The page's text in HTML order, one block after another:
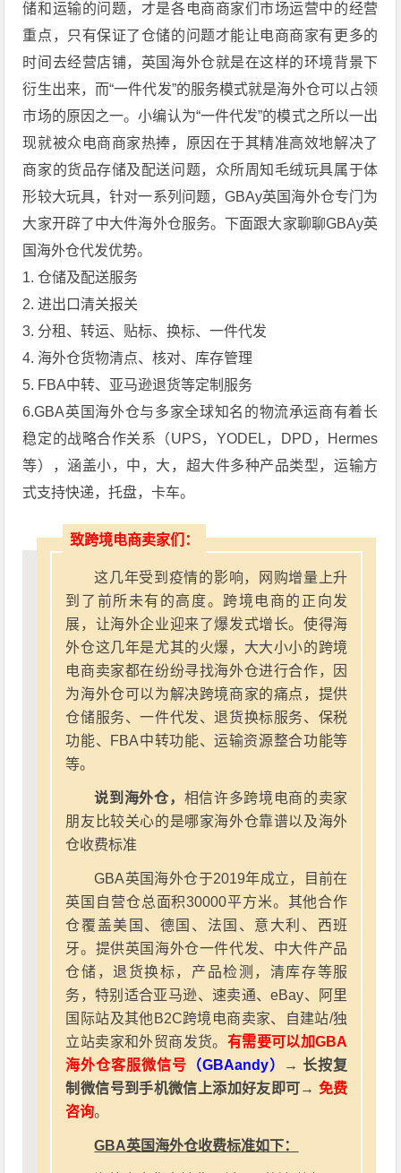
储和运输的问题，才是各电商商家们市场运营中的经营
重点，只有保证了仓储的问题才能让电商商家有更多的
时间去经营店铺，英国海外仓就是在这样的环境背景下
衍生出来，而“一件代发”的服务模式就是海外仓可以占领
市场的原因之一。小编认为“一件代发”的模式之所以一出
现就被众电商商家热捧，原因在于其精准高效地解决了
商家的货品存储及配送问题，众所周知毛绒玩具属于体
形较大玩具，针对一系列问题，GBAy英国海外仓专门为
大家开辟了中大件海外仓服务。下面跟大家聊聊GBAy英
国海外仓代发优势。
1. 仓储及配送服务
2. 进出口清关报关
3. 分租、转运、贴标、换标、一件代发
4. 海外仓货物清点、核对、库存管理
5. FBA中转、亚马逊退货等定制服务
6.GBA英国海外仓与多家全球知名的物流承运商有着长
稳定的战略合作关系（UPS，YODEL，DPD，Hermes
等），涵盖小，中，大，超大件多种产品类型，运输方
式支持快递，托盘，卡车。
致跨境电商卖家们：
这几年受到疫情的影响，网购增量上升
到了前所未有的高度。跨境电商的正向发
展，让海外企业迎来了爆发式增长。使得海
外仓这几年是尤其的火爆，大大小小的跨境
电商卖家都在纷纷寻找海外仓进行合作，因
为海外仓可以为解决跨境商家的痛点，提供
仓储服务、一件代发、退货换标服务、保税
功能、FBA中转功能、运输资源整合功能等
等。
说到海外仓， 相信许多跨境电商的卖家
朋友比较关心的是哪家海外仓靠谱以及海外
仓收费标准
GBA英国海外仓于2019年成立，目前在
英国自营仓总面积30000平方米。其他合作
仓覆盖美国、德国、法国、意大利、西班
牙。提供英国海外仓一件代发、中大件产品
仓储，退货换标，产品检测，清库存等服
务，特别适合亚马逊、速卖通、eBay、阿里
国际站及其他B2C跨境电商卖家、自建站/独
立站卖家和外贸商发货。 有需要可以加GBA
海外仓客服微信号 （GBAandy）
→ 长按复
制微信号到手机微信上添加好友即可→ 免费
咨询。
GBA英国海外仓收费标准如下：